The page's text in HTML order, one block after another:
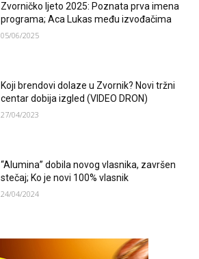
Zvorničko ljeto 2025: Poznata prva imena
programa; Aca Lukas među izvođačima
05/06/2025
Koji brendovi dolaze u Zvornik? Novi tržni
centar dobija izgled (VIDEO DRON)
27/04/2023
“Alumina” dobila novog vlasnika, završen
stečaj; Ko je novi 100% vlasnik
24/04/2024